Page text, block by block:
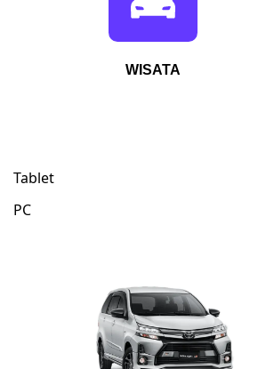
WISATA
Tablet
PC